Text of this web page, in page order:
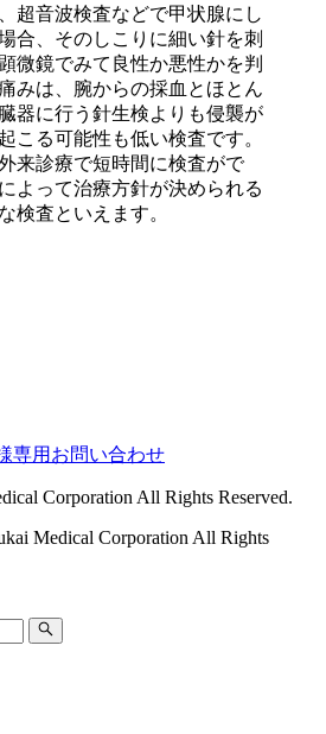
超音波検査などで甲状腺にし
合、そのしこりに細い針を刺
微鏡でみて良性か悪性かを判
みは、腕からの採血とほとん
器に行う針生検よりも侵襲が
こる可能性も低い検査です。
来診療で短時間に検査がで
よって治療方針が決められる
検査といえます。
専用お問い合わせ
Corporation All Rights Reserved.
Medical Corporation All Rights